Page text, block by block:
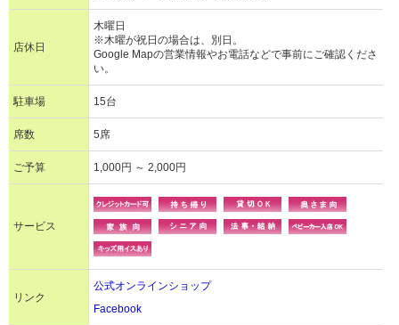
店休日
木曜日
※木曜が祝日の場合は、別日。
Google Mapの営業情報やお電話などで事前にご確認くださ
い。
駐車場 15台
席数 5席
ご予算 1,000円 ～ 2,000円
サービス
リンク
公式オンラインショップ
Facebook